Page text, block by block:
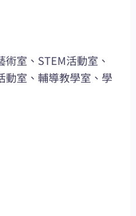
室、STEM活動室、
動室、輔導教學室、學